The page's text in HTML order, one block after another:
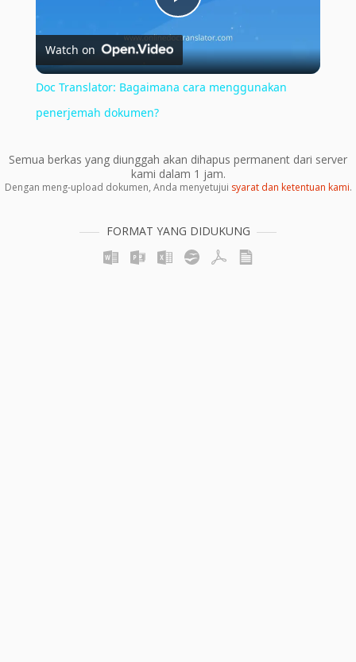
Play
Video
Watch on
Doc Translator: Bagaimana cara menggunakan
penerjemah dokumen?
Semua berkas yang diunggah akan dihapus permanent dari server
kami dalam 1 jam.
Dengan meng-upload dokumen, Anda menyetujui syarat dan ketentuan kami.
FORMAT YANG DIDUKUNG